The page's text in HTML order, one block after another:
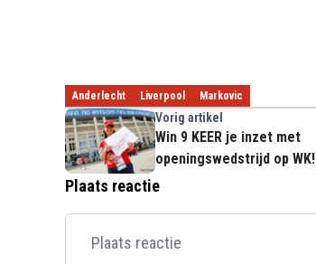
Anderlecht Liverpool Markovic
Vorig artikel
Win 9 KEER je inzet met
openingswedstrijd op WK!
Plaats reactie